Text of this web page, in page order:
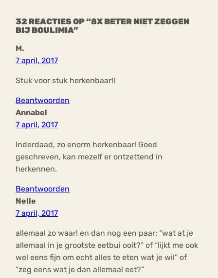
32 REACTIES OP “8X BETER NIET ZEGGEN
BIJ BOULIMIA”
M.
7 april, 2017
Stuk voor stuk herkenbaar!!
Beantwoorden
Annabel
7 april, 2017
Inderdaad, zo enorm herkenbaar! Goed
geschreven, kan mezelf er ontzettend in
herkennen.
Beantwoorden
Nelle
7 april, 2017
allemaal zo waar! en dan nog een paar: “wat at je
allemaal in je grootste eetbui ooit?” of “lijkt me ook
wel eens fijn om echt alles te eten wat je wil” of
“zeg eens wat je dan allemaal eet?”